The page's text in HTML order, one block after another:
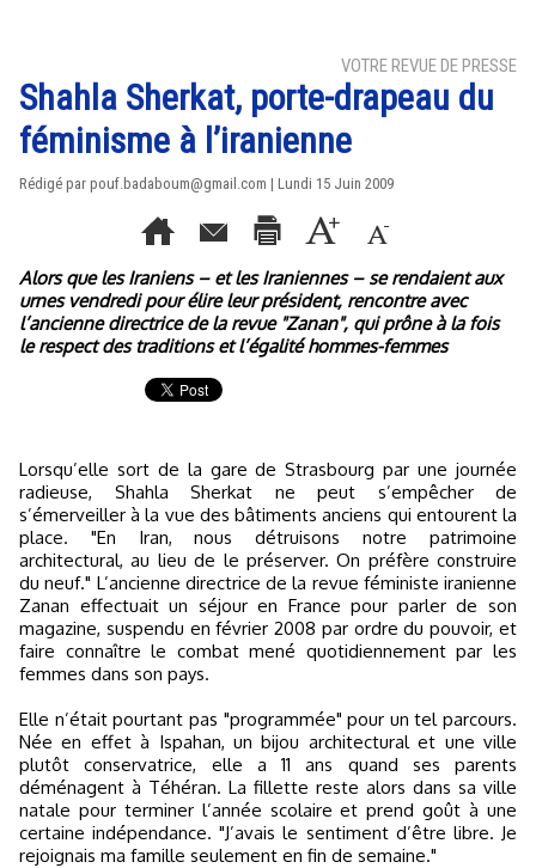
VOTRE REVUE DE PRESSE
Shahla Sherkat, porte-drapeau du
féminisme à l’iranienne
Rédigé par pouf.badaboum@gmail.com | Lundi 15 Juin 2009
Alors que les Iraniens – et les Iraniennes – se rendaient aux
urnes vendredi pour élire leur président, rencontre avec
l’ancienne directrice de la revue "Zanan", qui prône à la fois
le respect des traditions et l’égalité hommes-femmes
Lorsqu’elle sort de la gare de Strasbourg par une journée
radieuse, Shahla Sherkat ne peut s’empêcher de
s’émerveiller à la vue des bâtiments anciens qui entourent la
place. "En Iran, nous détruisons notre patrimoine
architectural, au lieu de le préserver. On préfère construire
du neuf." L’ancienne directrice de la revue féministe iranienne
Zanan effectuait un séjour en France pour parler de son
magazine, suspendu en février 2008 par ordre du pouvoir, et
faire connaître le combat mené quotidiennement par les
femmes dans son pays.
Elle n’était pourtant pas "programmée" pour un tel parcours.
Née en effet à Ispahan, un bijou architectural et une ville
plutôt conservatrice, elle a 11 ans quand ses parents
déménagent à Téhéran. La fillette reste alors dans sa ville
natale pour terminer l’année scolaire et prend goût à une
certaine indépendance. "J’avais le sentiment d’être libre. Je
rejoignais ma famille seulement en fin de semaine."